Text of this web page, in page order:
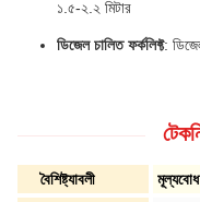
১.৫-২.২ মিটার
ডিজেল চালিত ফর্কলিফ্ট:
বৈশিষ্ট্যাবলী
মূল্যবোধ